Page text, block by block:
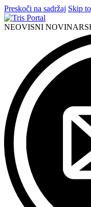
Preskoči na sadržaj Skip
NEOVISNI